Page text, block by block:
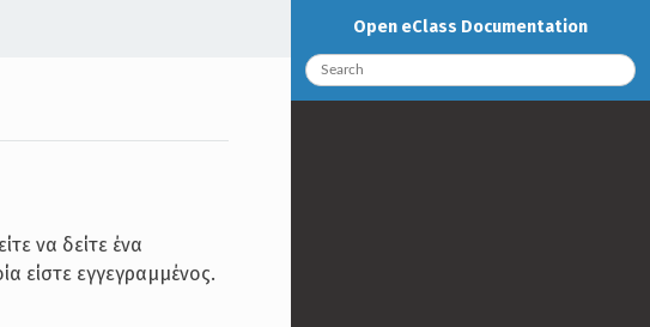
να δείτε ένα
είστε εγγεγραμμένος.
Open eClass Documentation